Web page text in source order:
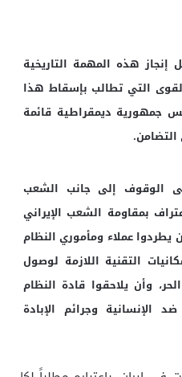
إنجاز هذه المهمة التاريخية
التي تطالب بإسقاط هذا
جمهورية ديمقراطية قائمة
الوقوف إلى جانب الشعب
بمقاومة الشعب الإيراني
عملاء ومأموري النظام
التقنية اللازمة لوصول
وأن يلاحقوا قادة النظام
الإنسانية وجرائم الإبادة